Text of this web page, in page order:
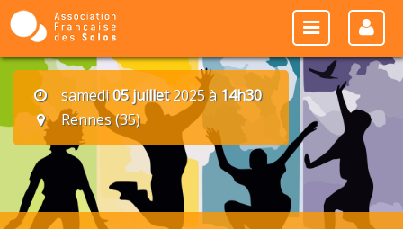
samedi05 juillet2025 à 14h30
Rennes (35)